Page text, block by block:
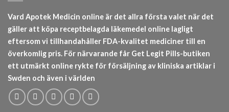
Vard Apotek Medicin online är det allra första valet när det
gäller att köpa receptbelagda läkemedel online lagligt
eftersom vi tillhandahåller FDA-kvalitet mediciner till en
överkomlig pris. För närvarande får Get Legit Pills-butiken
ett utmärkt online rykte för försäljning av kliniska artiklar i
Swden och även i världen